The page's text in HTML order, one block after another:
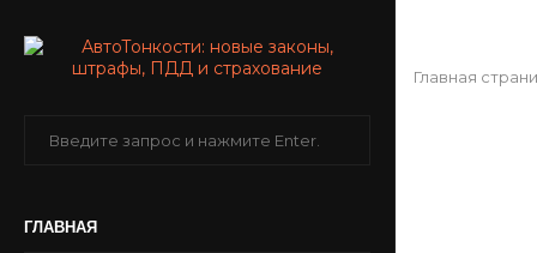
ГЛАВНАЯ
Главная